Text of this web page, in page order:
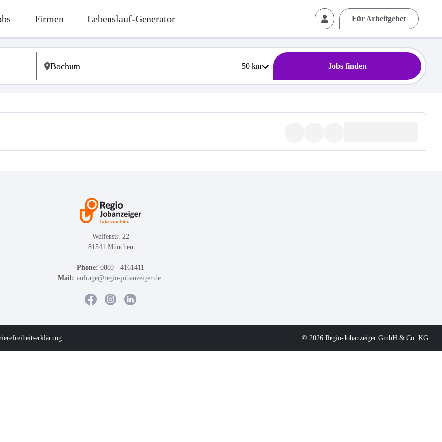
Firmen Lebenslauf-Generator Für Arbeitgeber
50km Jobs finden
Welfenstr. 22
81541 München
Phone: 0800 - 4161411
Mail: anfrage@regio-jobanzeiger.de
© 2026 Regio-Jobanzeiger GmbH & Co. KG